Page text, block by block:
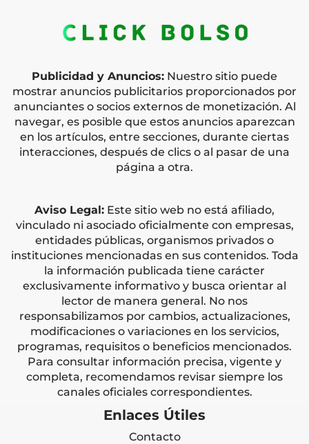
Publicidad y Anuncios: Nuestro sitio puede
mostrar anuncios publicitarios proporcionados por
anunciantes o socios externos de monetización. Al
navegar, es posible que estos anuncios aparezcan
en los artículos, entre secciones, durante ciertas
interacciones, después de clics o al pasar de una
página a otra.
Aviso Legal: Este sitio web no está afiliado,
vinculado ni asociado oficialmente con empresas,
entidades públicas, organismos privados o
instituciones mencionadas en sus contenidos. Toda
la información publicada tiene carácter
exclusivamente informativo y busca orientar al
lector de manera general. No nos
responsabilizamos por cambios, actualizaciones,
modificaciones o variaciones en los servicios,
programas, requisitos o beneficios mencionados.
Para consultar información precisa, vigente y
completa, recomendamos revisar siempre los
canales oficiales correspondientes.
Enlaces Útiles
Contacto